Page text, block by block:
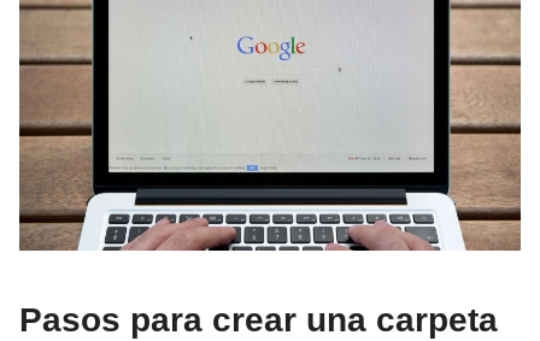
Pasos para crear una carpeta